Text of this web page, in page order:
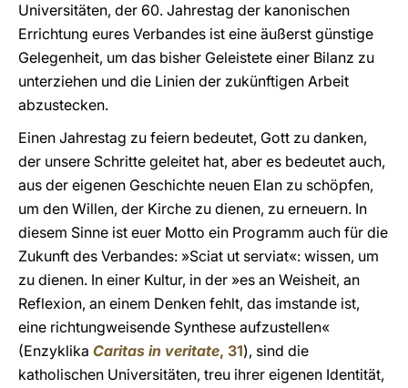
Universitäten, der 60. Jahrestag der kanonischen
Errichtung eures Verbandes ist eine äußerst günstige
Gelegenheit, um das bisher Geleistete einer Bilanz zu
unterziehen und die Linien der zukünftigen Arbeit
abzustecken.
Einen Jahrestag zu feiern bedeutet, Gott zu danken,
der unsere Schritte geleitet hat, aber es bedeutet auch,
aus der eigenen Geschichte neuen Elan zu schöpfen,
um den Willen, der Kirche zu dienen, zu erneuern. In
diesem Sinne ist euer Motto ein Programm auch für die
Zukunft des Verbandes: »Sciat ut serviat«: wissen, um
zu dienen. In einer Kultur, in der »es an Weisheit, an
Reflexion, an einem Denken fehlt, das imstande ist,
eine richtungweisende Synthese aufzustellen«
(Enzyklika Caritas in veritate, 31), sind die
katholischen Universitäten, treu ihrer eigenen Identität,